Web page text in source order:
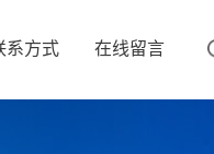
系方式 在线留言